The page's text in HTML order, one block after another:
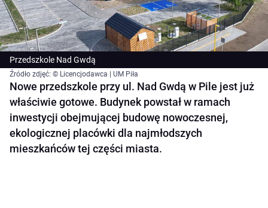
Przedszkole Nad Gwdą
Źródło zdjęć: © Licencjodawca | UM Piła
Nowe przedszkole przy ul. Nad Gwdą w Pile jest już
właściwie gotowe. Budynek powstał w ramach
inwestycji obejmującej budowę nowoczesnej,
ekologicznej placówki dla najmłodszych
mieszkańców tej części miasta.